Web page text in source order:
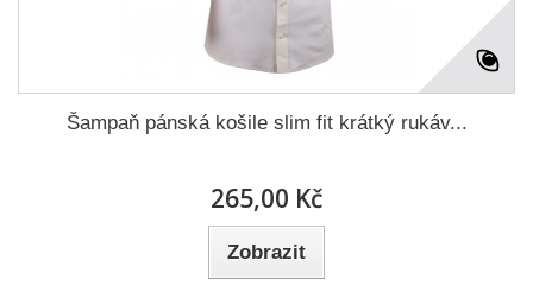
Šampaň pánská košile slim fit krátký rukáv...
265,00 Kč
Zobrazit